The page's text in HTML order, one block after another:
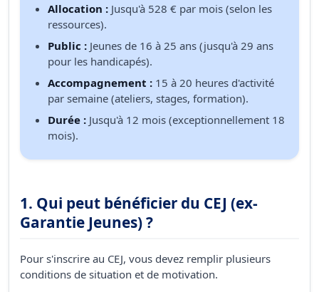
Allocation : Jusqu'à 528 € par mois (selon les
ressources).
Public : Jeunes de 16 à 25 ans (jusqu'à 29 ans
pour les handicapés).
Accompagnement : 15 à 20 heures d'activité
par semaine (ateliers, stages, formation).
Durée : Jusqu'à 12 mois (exceptionnellement 18
mois).
1. Qui peut bénéficier du CEJ (ex-
Garantie Jeunes) ?
Pour s'inscrire au CEJ, vous devez remplir plusieurs
conditions de situation et de motivation.